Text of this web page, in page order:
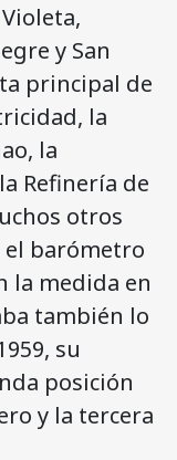
y San
principal de
la
la
Refinería de
otros
el barómetro
la medida en
también lo
su
posición
y la tercera